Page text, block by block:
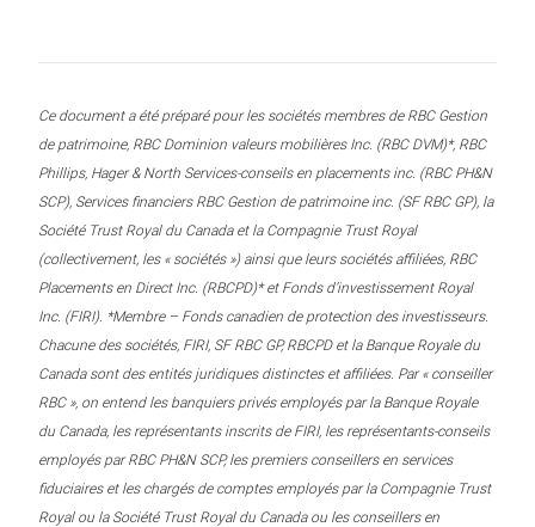
Ce document a été préparé pour les sociétés membres de RBC Gestion
de patrimoine, RBC Dominion valeurs mobilières Inc. (RBC DVM)*, RBC
Phillips, Hager & North Services-conseils en placements inc. (RBC PH&N
SCP), Services financiers RBC Gestion de patrimoine inc. (SF RBC GP), la
Société Trust Royal du Canada et la Compagnie Trust Royal
(collectivement, les « sociétés ») ainsi que leurs sociétés affiliées, RBC
Placements en Direct Inc. (RBCPD)* et Fonds d’investissement Royal
Inc. (FIRI). *Membre – Fonds canadien de protection des investisseurs.
Chacune des sociétés, FIRI, SF RBC GP, RBCPD et la Banque Royale du
Canada sont des entités juridiques distinctes et affiliées. Par « conseiller
RBC », on entend les banquiers privés employés par la Banque Royale
du Canada, les représentants inscrits de FIRI, les représentants-conseils
employés par RBC PH&N SCP, les premiers conseillers en services
fiduciaires et les chargés de comptes employés par la Compagnie Trust
Royal ou la Société Trust Royal du Canada ou les conseillers en